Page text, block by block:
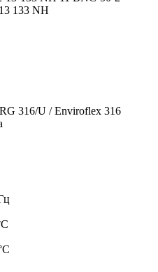
133 NH
316/U / Enviroflex 316